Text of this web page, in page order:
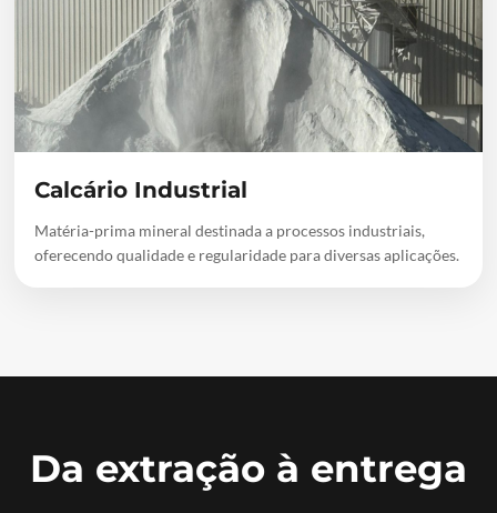
Calcário Industrial
Matéria-prima mineral destinada a processos industriais,
oferecendo qualidade e regularidade para diversas aplicações.
Da extração à entrega